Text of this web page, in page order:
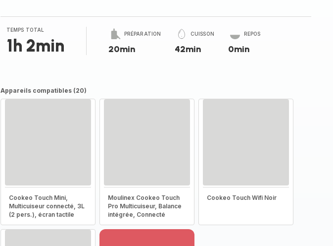
TEMPS TOTAL
1h 2min
PRÉPARATION
20min
CUISSON
42min
REPOS
0min
Appareils compatibles (20)
Cookeo Touch Mini,
Multicuiseur connecté, 3L
(2 pers.), écran tactile
Moulinex Cookeo Touch
Pro Multicuiseur, Balance
intégrée, Connecté
Cookeo Touch Wifi Noir